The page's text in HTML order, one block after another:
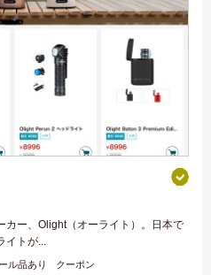
カー、Olight（オーライト）。日本で
イトが...
ル品あり クーポン